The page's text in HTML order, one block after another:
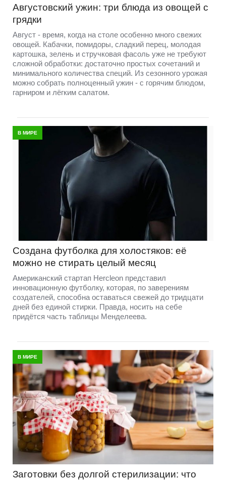
Августовский ужин: три блюда из овощей с
грядки
Август - время, когда на столе особенно много свежих
овощей. Кабачки, помидоры, сладкий перец, молодая
картошка, зелень и стручковая фасоль уже не требуют
сложной обработки: достаточно простых сочетаний и
минимального количества специй. Из сезонного урожая
можно собрать полноценный ужин - с горячим блюдом,
гарниром и лёгким салатом.
В МИРЕ
Создана футболка для холостяков: её
можно не стирать целый месяц
Американский стартап Hercleon представил
инновационную футболку, которая, по заверениям
создателей, способна оставаться свежей до тридцати
дней без единой стирки. Правда, носить на себе
придётся часть таблицы Менделеева.
В МИРЕ
Заготовки без долгой стерилизации: что